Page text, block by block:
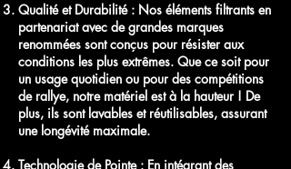
Qualité et Durabilité : Nos éléments filtrants en
partenariat avec de grandes marques
renommées sont conçus pour résister aux
conditions les plus extrêmes. Que ce soit pour
un usage quotidien ou pour des compétitions
de rallye, notre matériel est à la hauteur ! De
plus, ils sont lavables et réutilisables, assurant
une longévité maximale.
Technologie de Pointe : En intégrant des